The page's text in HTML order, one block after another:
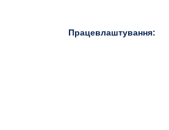
Працевлаштування: